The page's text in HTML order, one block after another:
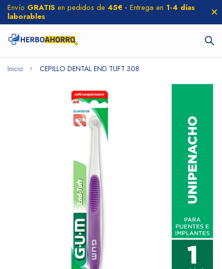
Envío GRATIS en pedidos de 45€ - Entrega en 1-4 días
laborables
Inicio CEPILLO DENTAL END TUFT 308